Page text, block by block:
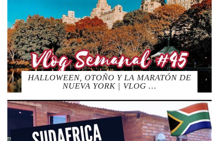
HALLOWEEN, OTOÑO Y LA MARATÓN DE
NUEVA YORK | VLOG …